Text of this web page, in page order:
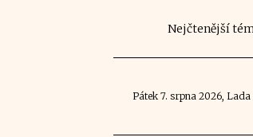
Nejčtenější
Pátek 7. srpna 2026, Lada